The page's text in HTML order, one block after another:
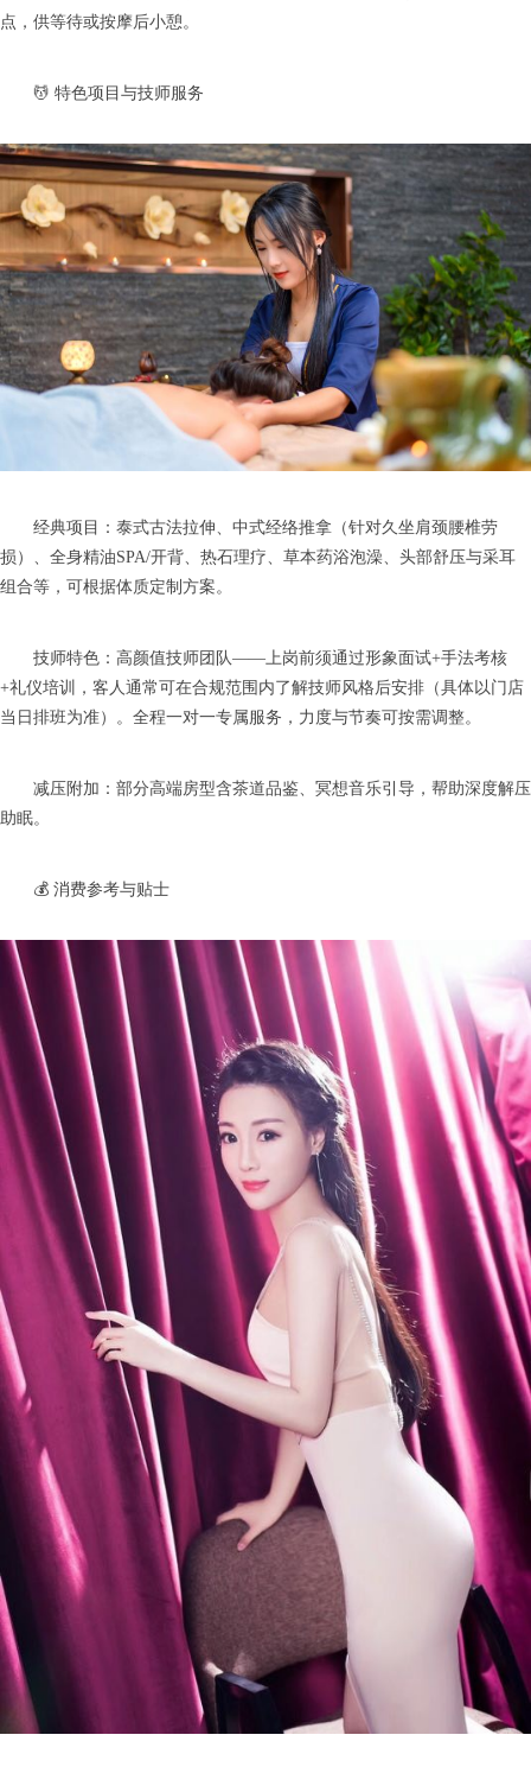
点，供等待或按摩后小憩。
💆 特色项目与技师服务
经典项目：泰式古法拉伸、中式经络推拿（针对久坐肩颈腰椎劳
损）、全身精油SPA/开背、热石理疗、草本药浴泡澡、头部舒压与采耳
组合等，可根据体质定制方案。
技师特色：高颜值技师团队——上岗前须通过形象面试+手法考核
+礼仪培训，客人通常可在合规范围内了解技师风格后安排（具体以门店
当日排班为准）。全程一对一专属服务，力度与节奏可按需调整。
减压附加：部分高端房型含茶道品鉴、冥想音乐引导，帮助深度解压
助眠。
💰 消费参考与贴士